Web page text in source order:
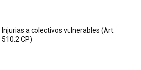
Injurias a colectivos vulnerables (Art.
510.2 CP)